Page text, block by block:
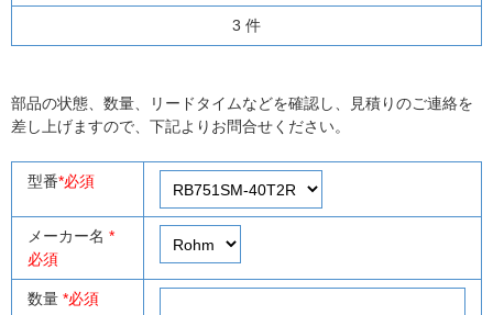
3 件
部品の状態、数量、リードタイムなどを確認し、見積りのご連絡を
差し上げますので、下記よりお問合せください。
型番*必須
メーカー名 *
必須
数量 *必須